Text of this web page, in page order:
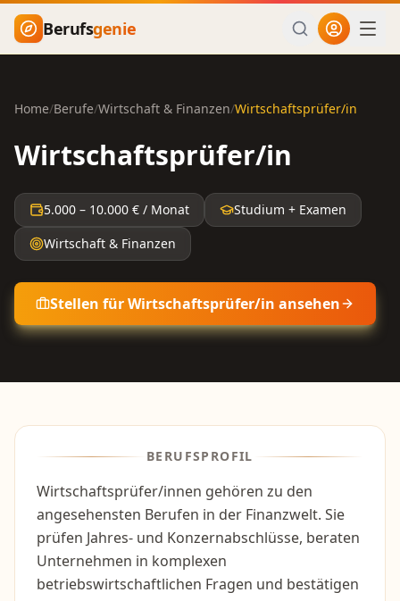
Zum Hauptinhalt springen
Berufsgenie
Home/Berufe/Wirtschaft & Finanzen/Wirtschaftsprüfer/in
Wirtschaftsprüfer/in
5.000 – 10.000 € / Monat
Studium + Examen
Wirtschaft & Finanzen
Stellen fürWirtschaftsprüfer/in ansehen
BERUFSPROFIL
Wirtschaftsprüfer/innen gehören zu den
angesehensten Berufen in der Finanzwelt. Sie
prüfen Jahres- und Konzernabschlüsse, beraten
Unternehmen in komplexen
betriebswirtschaftlichen Fragen und bestätigen